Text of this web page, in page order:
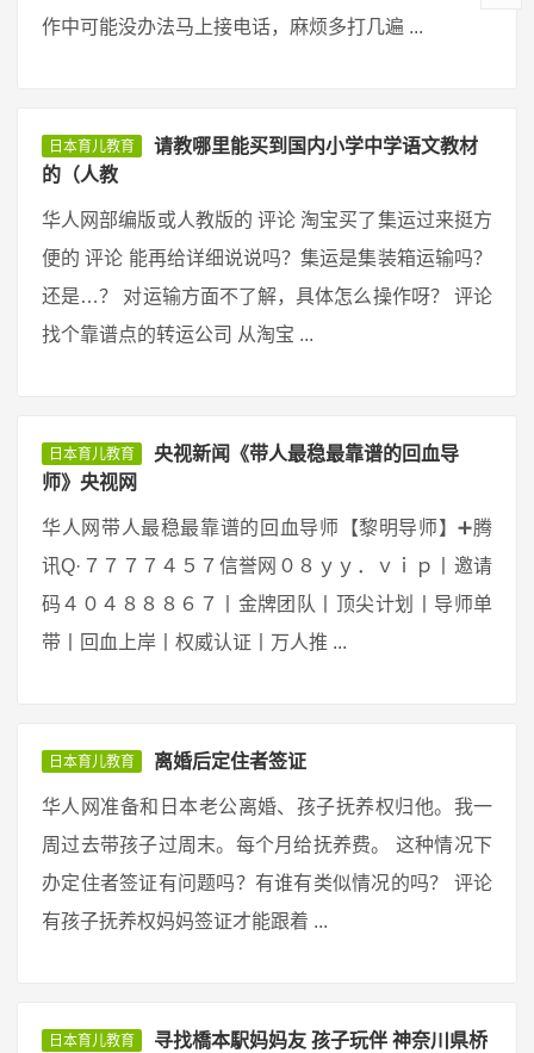
作中可能没办法马上接电话，麻烦多打几遍 ...
日本育儿教育
请教哪里能买到国内小学中学语文教材
的（人教
华人网部编版或人教版的 评论 淘宝买了集运过来挺方
便的 评论 能再给详细说说吗？集运是集装箱运输吗？
还是…？ 对运输方面不了解，具体怎么操作呀？ 评论
找个靠谱点的转运公司 从淘宝 ...
日本育儿教育
央视新闻《带人最稳最靠谱的回血导
师》央视网
华人网带人最稳最靠谱的回血导师【黎明导师】➕腾
讯Q·７７７７４５７信誉网０８ｙｙ．ｖｉｐ丨邀请
码４０４８８８６７丨金牌团队丨顶尖计划丨导师单
带丨回血上岸丨权威认证丨万人推 ...
日本育儿教育 离婚后定住者签证
华人网准备和日本老公离婚、孩子抚养权归他。我一
周过去带孩子过周末。每个月给抚养费。 这种情况下
办定住者签证有问题吗？有谁有类似情况的吗？ 评论
有孩子抚养权妈妈签证才能跟着 ...
日本育儿教育
寻找橋本駅妈妈友 孩子玩伴 神奈川県桥